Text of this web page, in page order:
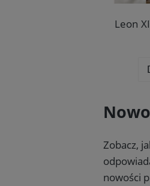
Leon
Zobacz,
nowości